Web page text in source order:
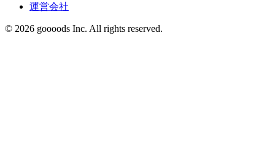
運営会社
© 2026 goooods Inc. All rights reserved.